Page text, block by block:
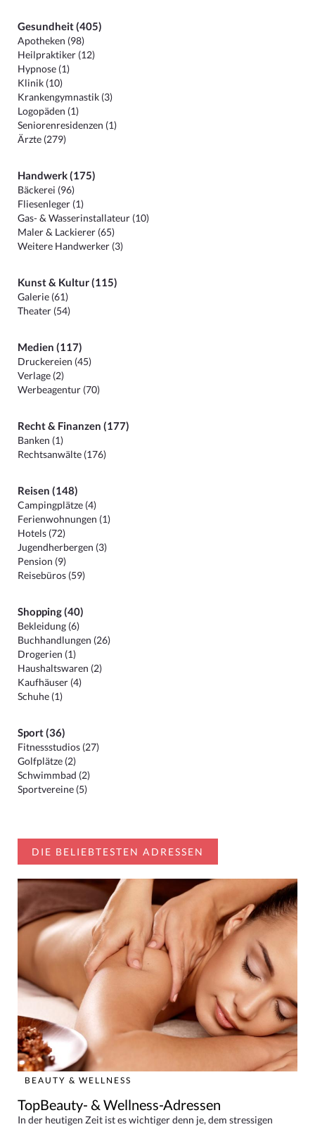
Gesundheit (405)
Apotheken (98)
Heilpraktiker (12)
Hypnose (1)
Klinik (10)
Krankengymnastik (3)
Logopäden (1)
Seniorenresidenzen (1)
Ärzte (279)
Handwerk (175)
Bäckerei (96)
Fliesenleger (1)
Gas- & Wasserinstallateur (10)
Maler & Lackierer (65)
Weitere Handwerker (3)
Kunst & Kultur (115)
Galerie (61)
Theater (54)
Medien (117)
Druckereien (45)
Verlage (2)
Werbeagentur (70)
Recht & Finanzen (177)
Banken (1)
Rechtsanwälte (176)
Reisen (148)
Campingplätze (4)
Ferienwohnungen (1)
Hotels (72)
Jugendherbergen (3)
Pension (9)
Reisebüros (59)
Shopping (40)
Bekleidung (6)
Buchhandlungen (26)
Drogerien (1)
Haushaltswaren (2)
Kaufhäuser (4)
Schuhe (1)
Sport (36)
Fitnessstudios (27)
Golfplätze (2)
Schwimmbad (2)
Sportvereine (5)
DIE BELIEBTESTEN ADRESSEN
BEAUTY & WELLNESS
TopBeauty- & Wellness-Adressen
In der heutigen Zeit ist es wichtiger denn je, dem stressigen